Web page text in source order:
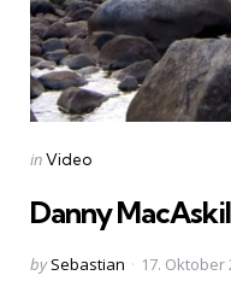
Categories
Posted
inVideo
Danny
Posted
by Sebastian 17. Oktober